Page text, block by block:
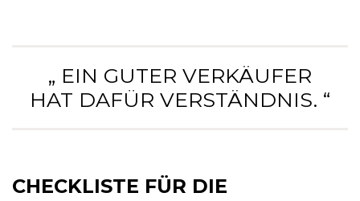
„ EIN GUTER VERKÄUFER
HAT DAFÜR VERSTÄNDNIS. “
CHECKLISTE FÜR DIE